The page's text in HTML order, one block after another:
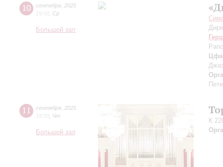
10 сентября 2025
19:00 Ср
Большой зал
11 сентября 2025
18:00 Чт
Большой зал
К